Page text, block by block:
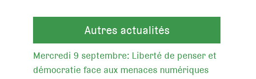
Autres actualités
Mercredi 9 septembre: Liberté de penser et
démocratie face aux menaces numériques